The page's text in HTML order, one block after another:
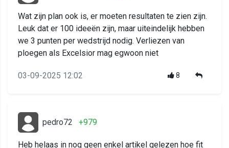
Wat zijn plan ook is, er moeten resultaten te zien zijn.
Leuk dat er 100 ideeën zijn, maar uiteindelijk hebben
we 3 punten per wedstrijd nodig. Verliezen van
ploegen als Excelsior mag egwoon niet
03-09-2025 12:02 8
pedro72 +979
Heb helaas in nog geen enkel artikel gelezen hoe fit